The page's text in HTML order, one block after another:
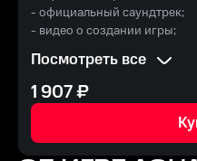
- официальный саундтрек;
- видео о создании игры;
- цифровой артбук;
- эксклюзивный корабль
- дополненную сцену
основной игры и Aquanox
Посмотреть все
1 907₽